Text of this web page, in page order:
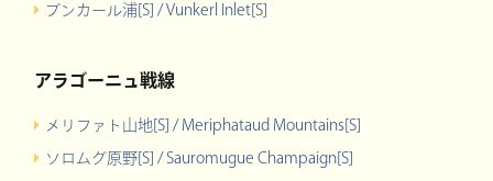
ブンカール浦[S] / Vunkerl Inlet[S]
アラゴーニュ戦線
メリファト山地[S] / Meriphataud Mountains[S]
ソロムグ原野[S] / Sauromugue Champaign[S]